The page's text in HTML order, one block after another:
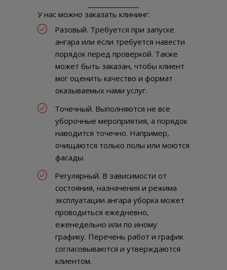
У нас можно заказать клининг:
Разовый. Требуется при запуске
ангара или если требуется навести
порядок перед проверкой. Также
может быть заказан, чтобы клиент
мог оценить качество и формат
оказываемых нами услуг.
Точечный. Выполняются не все
уборочные мероприятия, а порядок
наводится точечно. Например,
очищаются только полы или моются
фасады.
Регулярный. В зависимости от
состояния, назначения и режима
эксплуатации ангара уборка может
проводиться ежедневно,
еженедельно или по иному
графику. Перечень работ и график
согласовываются и утверждаются
клиентом.